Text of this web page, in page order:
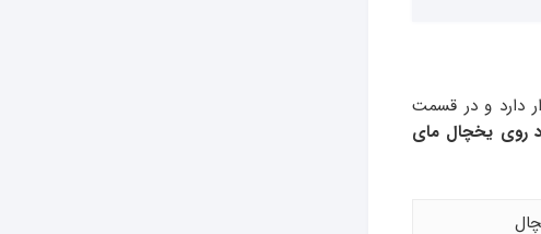
دارد و در قسمت
روی یخچال مای